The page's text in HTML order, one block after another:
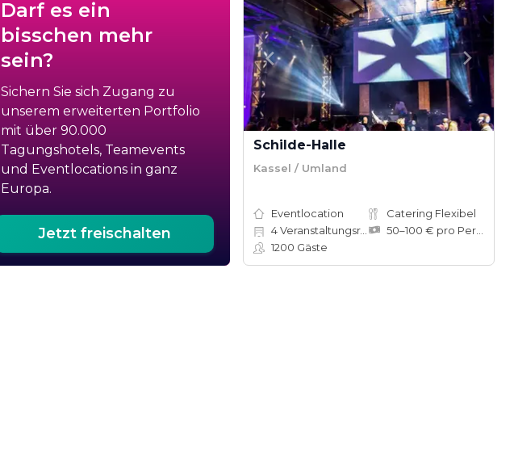
Darf es ein
bisschen mehr
sein?
Sichern Sie sich Zugang zu
unserem erweiterten Portfolio
mit über 90.000
Tagungshotels, Teamevents
und Eventlocations in ganz
Europa.
Jetzt freischalten
Schilde-Halle
Kassel / Umland
Eventlocation
Catering Flexibel
4Veranstaltungsräume
1200 Gäste